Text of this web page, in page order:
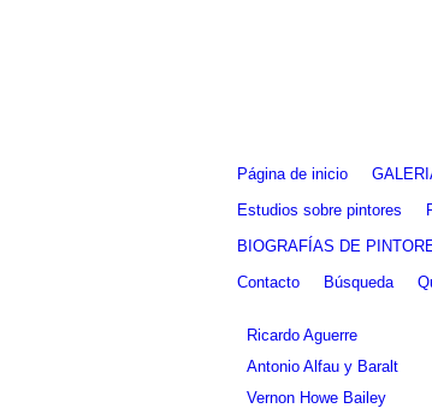
Página de inicio
Estudios sobre pintores
BIOGRAFÍAS DE
Contacto
Búsqueda
Ricardo Aguerre
Antonio Alfau y Baralt
Vernon Howe Bailey